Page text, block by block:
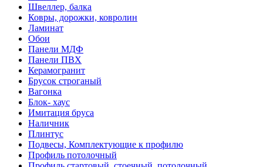
Швеллер, балка
Ковры, дорожки, ковролин
Ламинат
Обои
Панели МДФ
Панели ПВХ
Керамогранит
Брусок строганый
Вагонка
Блок- хаус
Имитация бруса
Наличник
Плинтус
Подвесы, Комплектующие к профилю
Профиль потолочный